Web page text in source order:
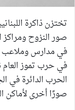
تختزن ذاكرة
صور النزوح ومراكز
في مدارس وملاعب
الحرب الدائرة في
صورًا أخرى لأماكن